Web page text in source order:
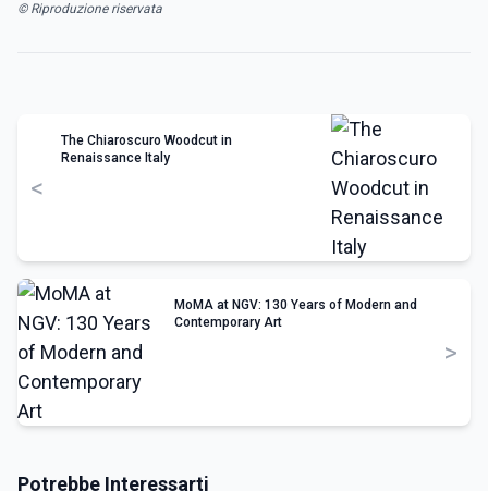
© Riproduzione riservata
<
The Chiaroscuro Woodcut in
Renaissance Italy
MoMA at NGV: 130 Years of Modern and
Contemporary Art
>
Potrebbe Interessarti